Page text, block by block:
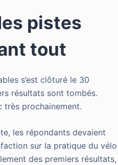
pistes
tout
s’est clôturé le 30
résultats sont tombés.
très prochainement.
les répondants devaient
sur la pratique du vélo
des premiers résultats,